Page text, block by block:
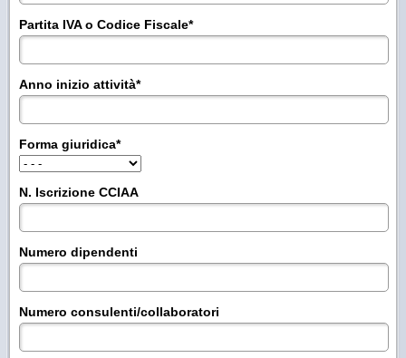
Partita IVA o Codice Fiscale*
Anno inizio attività*
Forma giuridica*
N. Iscrizione CCIAA
Numero dipendenti
Numero consulenti/collaboratori